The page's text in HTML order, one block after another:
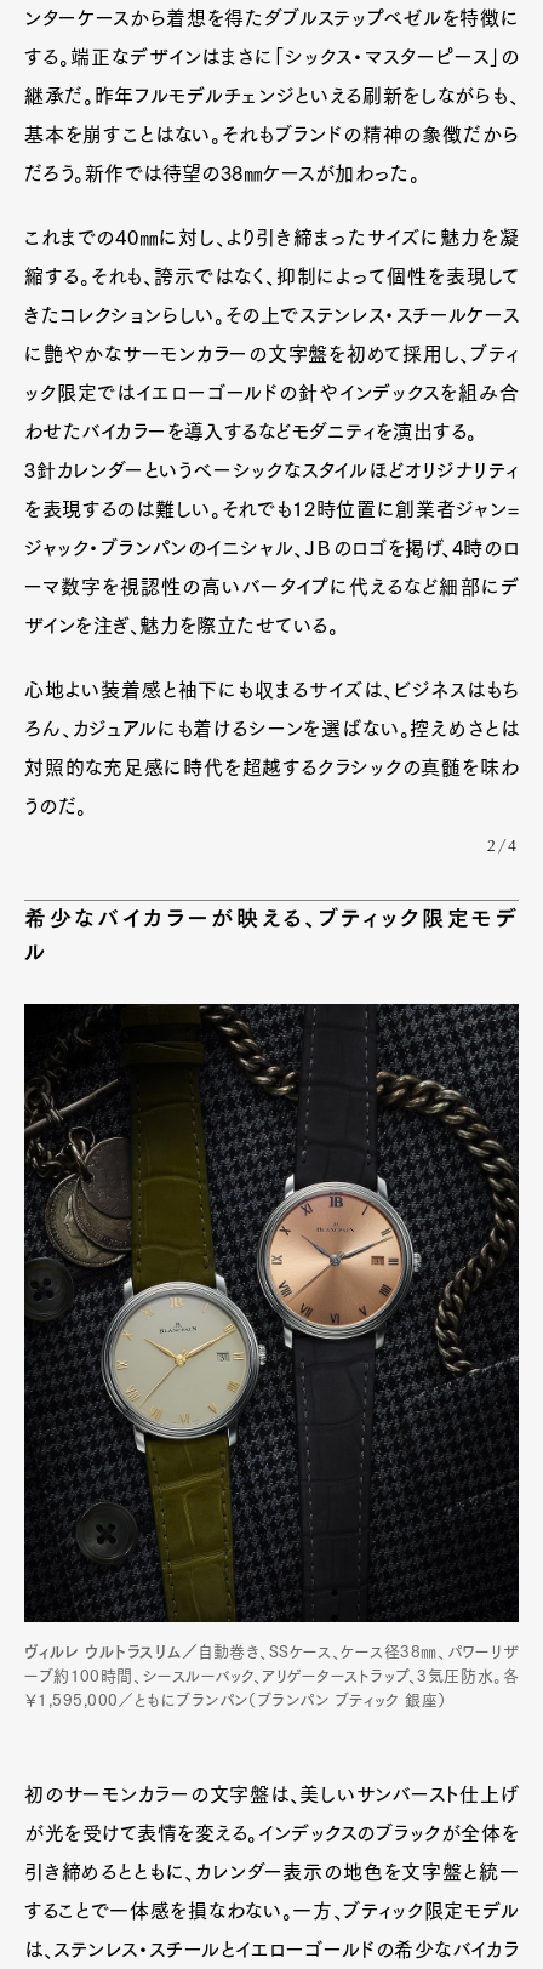
Art&DesignWatch Fashion
ProductCultureLifestyle
Pen Membership
Magazine
Official Columnist
About
Pen international Pen tw
ンターケースから着想を得たダブルステップベゼルを特徴に
する。端正なデザインはまさに「シックス・マスターピース」の
継承だ。昨年フルモデルチェンジといえる刷新をしながらも、
基本を崩すことはない。それもブランドの精神の象徴だから
だろう。新作では待望の38㎜ケースが加わった。
これまでの40㎜に対し、より引き締まったサイズに魅力を凝
縮する。それも、誇示ではなく、抑制によって個性を表現して
きたコレクションらしい。その上でステンレス・スチールケース
に艶やかなサーモンカラーの文字盤を初めて採用し、ブティ
ック限定ではイエローゴールドの針やインデックスを組み合
わせたバイカラーを導入するなどモダニティを演出する。
3針カレンダーというベーシックなスタイルほどオリジナリティ
を表現するのは難しい。それでも12時位置に創業者ジャン=
ジャック・ブランパンのイニシャル、ＪＢのロゴを掲げ、4時のロ
ーマ数字を視認性の高いバータイプに代えるなど細部にデ
ザインを注ぎ、魅力を際立たせている。
心地よい装着感と袖下にも収まるサイズは、ビジネスはもち
ろん、カジュアルにも着けるシーンを選ばない。控えめさとは
対照的な充足感に時代を超越するクラシックの真髄を味わ
うのだ。
2/4
希少なバイカラーが映える、ブティック限定モデ
ル
ヴィルレ ウルトラスリム／ 自動巻き、SSケース、ケース径38㎜、パワーリザ
ーブ約100時間、シースルーバック、アリゲーターストラップ、3気圧防水。各
￥1,595,000／ともにブランパン（ブランパン ブティック 銀座）
初のサーモンカラーの文字盤は、美しいサンバースト仕上げ
が光を受けて表情を変える。インデックスのブラックが全体を
引き締めるとともに、カレンダー表示の地色を文字盤と統一
することで一体感を損なわない。一方、ブティック限定モデル
は、ステンレス・スチールとイエローゴールドの希少なバイカラ